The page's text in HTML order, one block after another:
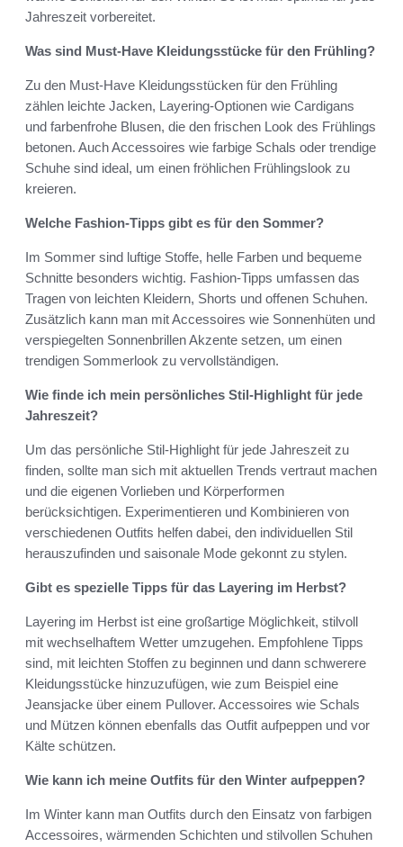
Jahreszeit vorbereitet.
Was sind Must-Have Kleidungsstücke für den Frühling?
Zu den Must-Have Kleidungsstücken für den Frühling
zählen leichte Jacken, Layering-Optionen wie Cardigans
und farbenfrohe Blusen, die den frischen Look des Frühlings
betonen. Auch Accessoires wie farbige Schals oder trendige
Schuhe sind ideal, um einen fröhlichen Frühlingslook zu
kreieren.
Welche Fashion-Tipps gibt es für den Sommer?
Im Sommer sind luftige Stoffe, helle Farben und bequeme
Schnitte besonders wichtig. Fashion-Tipps umfassen das
Tragen von leichten Kleidern, Shorts und offenen Schuhen.
Zusätzlich kann man mit Accessoires wie Sonnenhüten und
verspiegelten Sonnenbrillen Akzente setzen, um einen
trendigen Sommerlook zu vervollständigen.
Wie finde ich mein persönliches Stil-Highlight für jede
Jahreszeit?
Um das persönliche Stil-Highlight für jede Jahreszeit zu
finden, sollte man sich mit aktuellen Trends vertraut machen
und die eigenen Vorlieben und Körperformen
berücksichtigen. Experimentieren und Kombinieren von
verschiedenen Outfits helfen dabei, den individuellen Stil
herauszufinden und saisonale Mode gekonnt zu stylen.
Gibt es spezielle Tipps für das Layering im Herbst?
Layering im Herbst ist eine großartige Möglichkeit, stilvoll
mit wechselhaftem Wetter umzugehen. Empfohlene Tipps
sind, mit leichten Stoffen zu beginnen und dann schwerere
Kleidungsstücke hinzuzufügen, wie zum Beispiel eine
Jeansjacke über einem Pullover. Accessoires wie Schals
und Mützen können ebenfalls das Outfit aufpeppen und vor
Kälte schützen.
Wie kann ich meine Outfits für den Winter aufpeppen?
Im Winter kann man Outfits durch den Einsatz von farbigen
Accessoires, wärmenden Schichten und stilvollen Schuhen